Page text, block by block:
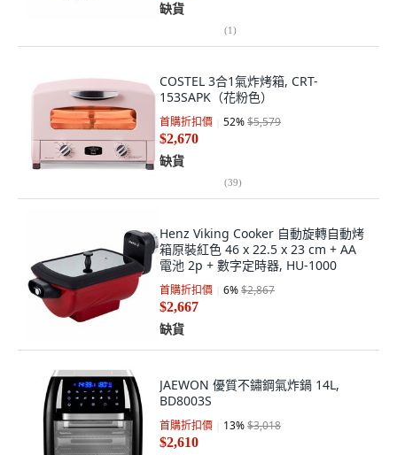
缺貨
(1)
COSTEL 3合1氣炸烤箱, CRT-
153SAPK（花粉色）
首購折扣價 52%$5,579
$2,670
缺貨
(39)
Henz Viking Cooker 自動旋轉自動烤
箱原裝紅色 46 x 22.5 x 23 cm + AA
電池 2p + 數字定時器, HU-1000
首購折扣價 6%$2,867
$2,667
缺貨
JAEWON 優質不鏽鋼氣炸鍋 14L,
BD8003S
首購折扣價 13%$3,018
$2,610